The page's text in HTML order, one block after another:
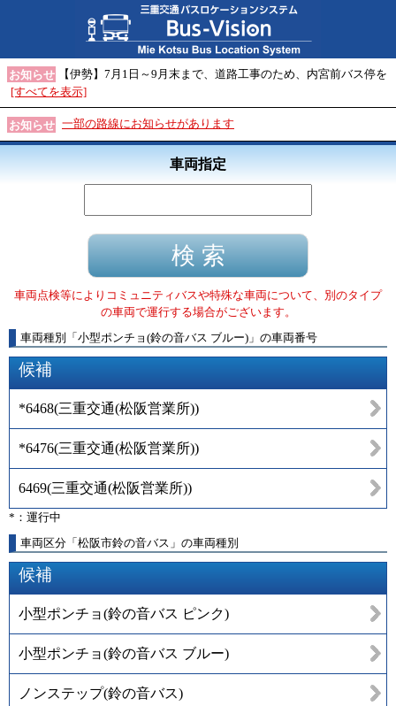
お知らせ
【伊勢】7月1日～9月末まで、道路工事のため、内宮前バス停を
[すべてを表示]
お知らせ 一部の路線にお知らせがあります
車両指定
車両点検等によりコミュニティバスや特殊な車両について、別のタイプ
の車両で運行する場合がございます。
車両種別
「 小型ポンチョ(鈴の音バス ブルー) 」 の車両番号
候補
*6468(三重交通(松阪営業所))
*6476(三重交通(松阪営業所))
6469(三重交通(松阪営業所))
*：運行中
車両区分「松阪市鈴の音バス」の車両種別
候補
小型ポンチョ(鈴の音バス ピンク)
小型ポンチョ(鈴の音バス ブルー)
ノンステップ(鈴の音バス)